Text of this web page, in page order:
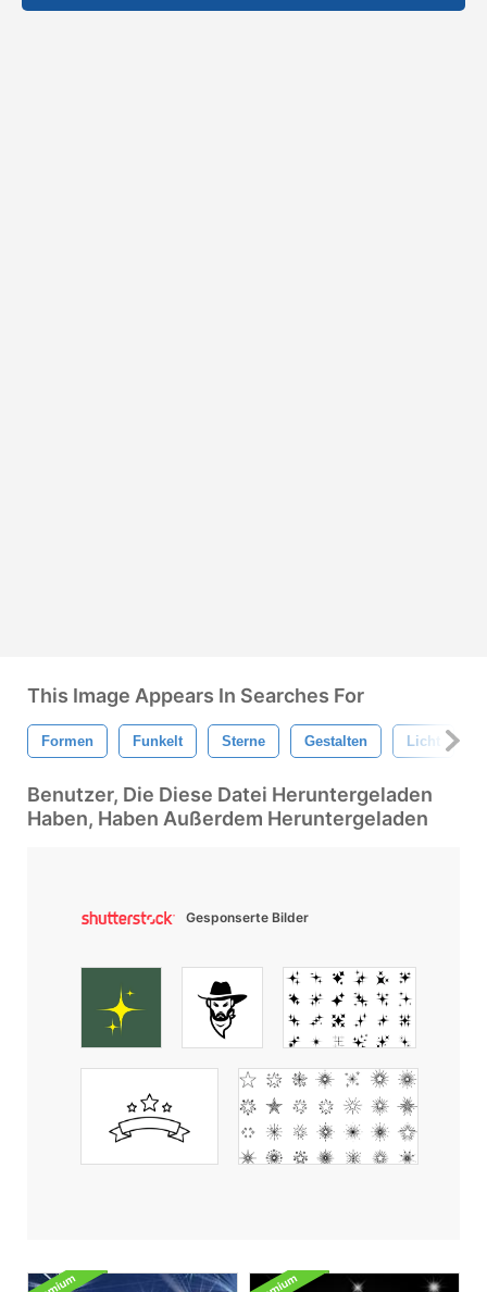
This Image Appears In Searches For
Formen Funkelt Sterne Gestalten Licht
Benutzer, Die Diese Datei Heruntergeladen
Haben, Haben Außerdem Heruntergeladen
Gesponserte Bilder